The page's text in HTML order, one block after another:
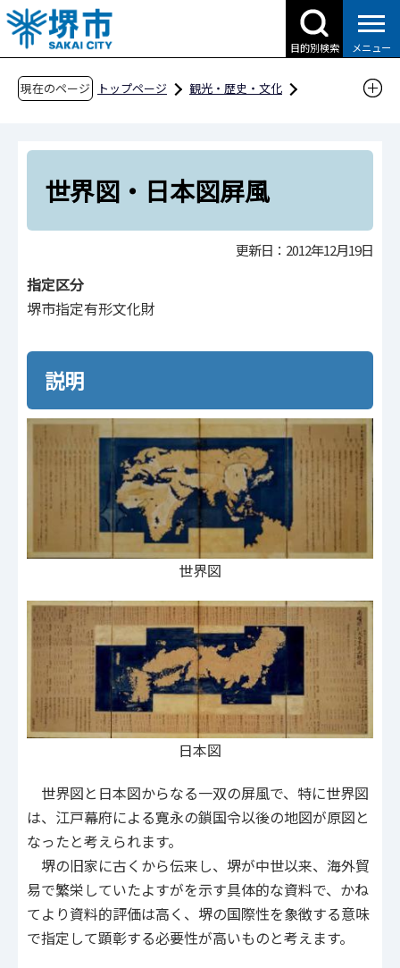
こ
の
ペ
目的別検索 メニュー
現在のページ トップページ
観光・歴史・文化
文化財紹介ページ
分野別
歴史資料
世界図・日本図屏風
世界図・日本図屏風
更新日：2012年12月19日
指定区分
堺市指定有形文化財
説明
世界図
日本図
世界図と日本図からなる一双の屏風で、特に世界図
は、江戸幕府による寛永の鎖国令以後の地図が原図と
なったと考えられます。
堺の旧家に古くから伝来し、堺が中世以来、海外貿
易で繁栄していたよすがを示す具体的な資料で、かね
てより資料的評価は高く、堺の国際性を象徴する意味
で指定して顕彰する必要性が高いものと考えます。